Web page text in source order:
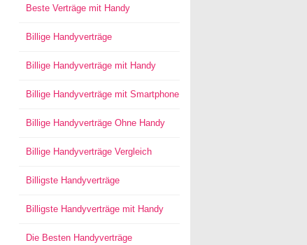
Beste Verträge mit Handy
Billige Handyverträge
Billige Handyverträge mit Handy
Billige Handyverträge mit Smartphone
Billige Handyverträge Ohne Handy
Billige Handyverträge Vergleich
Billigste Handyverträge
Billigste Handyverträge mit Handy
Die Besten Handyverträge